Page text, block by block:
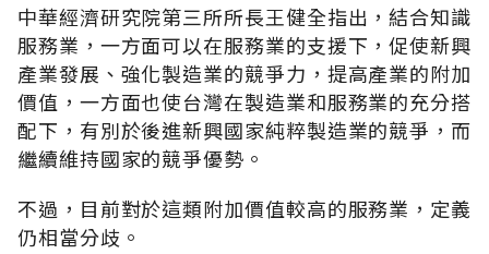
中華經濟研究院第三所所長王健全指出，結合知識
服務業，一方面可以在服務業的支援下，促使新興
產業發展、強化製造業的競爭力，提高產業的附加
價值，一方面也使台灣在製造業和服務業的充分搭
配下，有別於後進新興國家純粹製造業的競爭，而
繼續維持國家的競爭優勢。
不過，目前對於這類附加價值較高的服務業，定義
仍相當分歧。